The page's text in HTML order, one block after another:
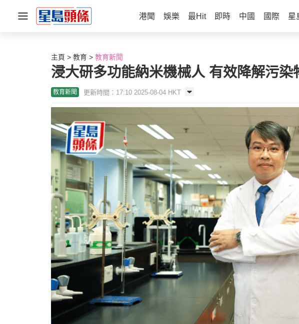
港聞 娛樂 最Hit 即時 中國 國際 星
主頁 教育 教育新聞
浸大研多功能納米機械人 有效降解污染
教育新聞 更新時間：17:10 2025-08-04 HKT